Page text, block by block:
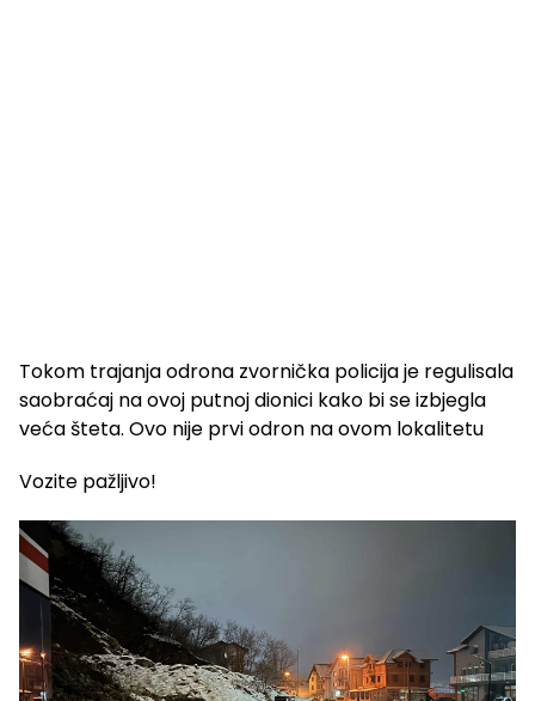
Tokom trajanja odrona zvornička policija je regulisala
saobraćaj na ovoj putnoj dionici kako bi se izbjegla
veća šteta. Ovo nije prvi odron na ovom lokalitetu
Vozite pažljivo!